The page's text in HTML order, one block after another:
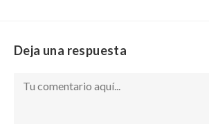
Deja una respuesta